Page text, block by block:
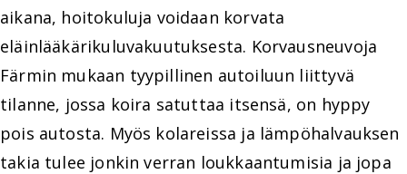
aikana, hoitokuluja voidaan korvata
eläinlääkärikuluvakuutuksesta. Korvausneuvoja
Färmin mukaan tyypillinen autoiluun liittyvä
tilanne, jossa koira satuttaa itsensä, on hyppy
pois autosta. Myös kolareissa ja lämpöhalvauksen
takia tulee jonkin verran loukkaantumisia ja jopa